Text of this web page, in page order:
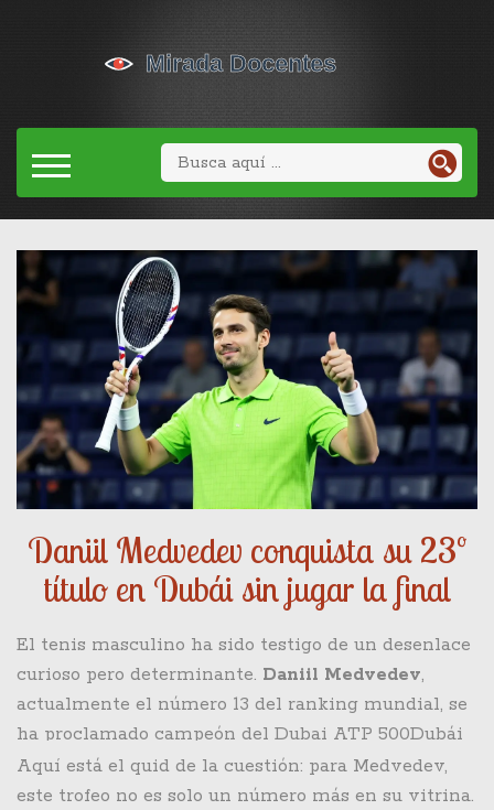
Daniil Medvedev conquista su 23º
título en Dubái sin jugar la final
El tenis masculino ha sido testigo de un desenlace
curioso pero determinante. Daniil Medvedev,
actualmente el número 13 del ranking mundial, se
ha proclamado campeón del Dubai ATP 500Dubái
el pasado 28 de febrero de 2026. Lo sorprendente es
que el ruso logró su título número 23 en el circuito
Aquí está el quid de la cuestión: para Medvedev,
este trofeo no es solo un número más en su vitrina.